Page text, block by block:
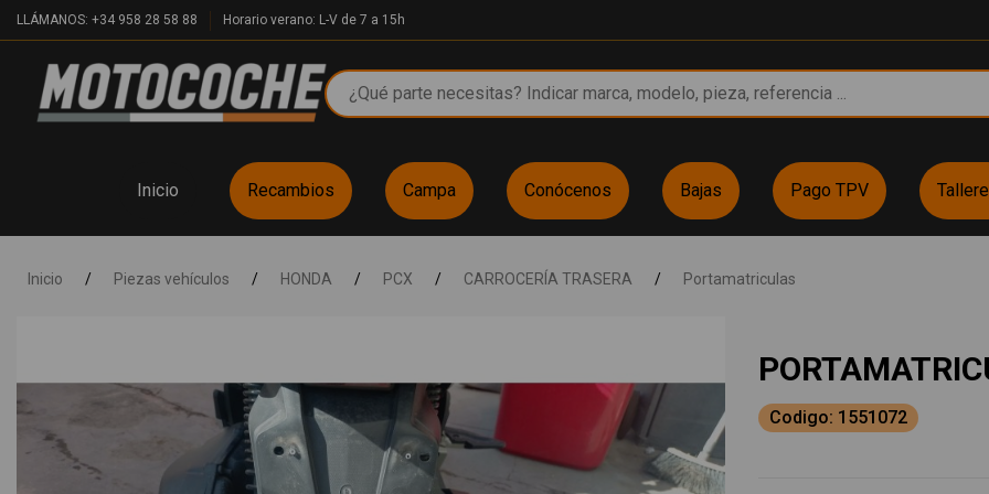
LLÁMANOS: +34 958 28 58 88 Horario verano: L-V de 7 a 15h
Inicio Recambios Campa Conócenos Bajas Pago TPV
Inicio / Piezas vehículos / HONDA / PCX / CARROCERÍA TRASERA / Portamatriculas
Codigo: 1551072